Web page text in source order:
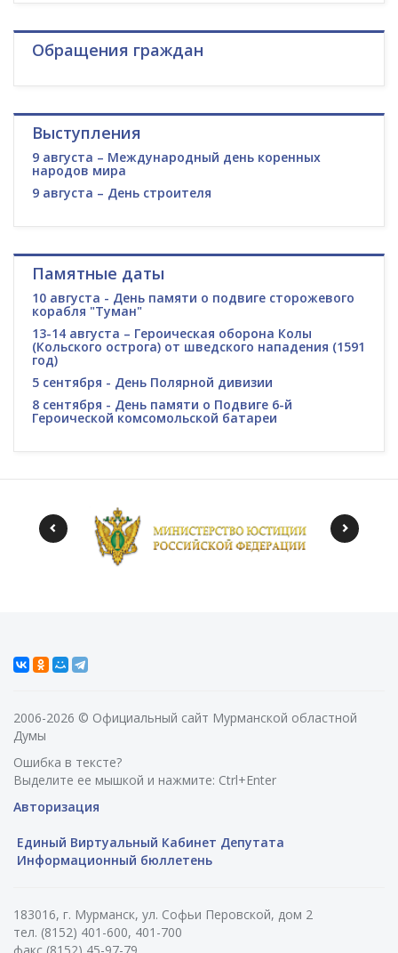
Обращения граждан
Выступления
9 августа – Международный день коренных
народов мира
9 августа – День строителя
Памятные даты
10 августа - День памяти о подвиге сторожевого
корабля "Туман"
13-14 августа – Героическая оборона Колы
(Кольского острога) от шведского нападения (1591
год)
5 сентября - День Полярной дивизии
8 сентября - День памяти о Подвиге 6-й
Героической комсомольской батареи
2006-2026 © Официальный сайт Мурманской областной
Думы
Ошибка в тексте?
Выделите ее мышкой и нажмите: Ctrl+Enter
Авторизация
Единый Виртуальный Кабинет Депутата
Информационный бюллетень
183016, г. Мурманск, ул. Софьи Перовской, дом 2
тел. (8152) 401-600, 401-700